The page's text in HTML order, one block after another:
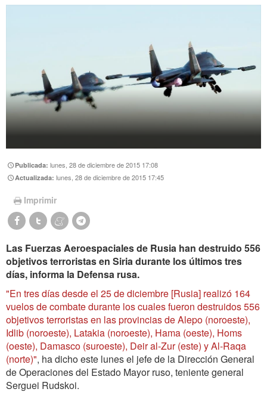
Publicada:lunes, 28 de diciembre de 2015 17:08
Actualizada:lunes, 28 de diciembre de 2015 17:45
Imprimir
Las Fuerzas Aeroespaciales de Rusia han destruido 556
objetivos terroristas en Siria durante los últimos tres
días, informa la Defensa rusa.
"En tres días desde el 25 de diciembre [Rusia] realizó 164
vuelos de combate durante los cuales fueron destruidos 556
objetivos terroristas en las provincias de Alepo (noroeste),
Idlib (noroeste), Latakia (noroeste), Hama (oeste), Homs
(oeste), Damasco (suroeste), Deir al-Zur (este) y Al-Raqa
(norte)", ha dicho este lunes el jefe de la Dirección General
de Operaciones del Estado Mayor ruso, teniente general
Serguei Rudskoi.